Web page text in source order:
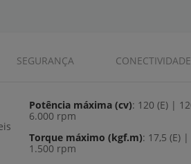
SEGURANÇA CONECTIVIDADE
Potência máxima (cv): 120 (E) | 120 (G) @
6.000 rpm
Torque máximo (kgf.m): 17,5 (E) | 17,5 (G) @
1.500 rpm